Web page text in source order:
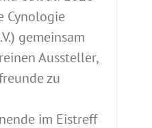
Cynologie
gemeinsam
Aussteller,
zu
im Eistreff